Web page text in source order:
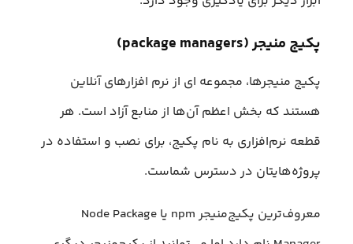
پکیج‌ منیجر‌ (package managers)
پکیج ‌منیجرها، مجموعه ای از نرم افزارهای آنلاین
هستند که بخش اعظم آن‌ها از منابع آزاد است. هر
قطعه نرم‌افزاری به نام پکیج، برای نصب و استفاده در
پروژه‌هایتان در دسترس شماست.
معروف‌ترین پکیج‌منیجر npm یا Node Package